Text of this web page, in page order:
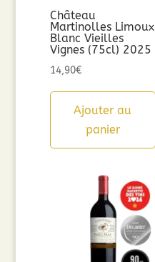
Château
Martinolles Limoux
Blanc Vieilles
Vignes (75cl) 2025
14,90€
Ajouter au
panier